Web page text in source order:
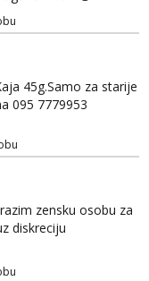
45g.Samo za starije
095 7779953
zensku osobu za
diskreciju